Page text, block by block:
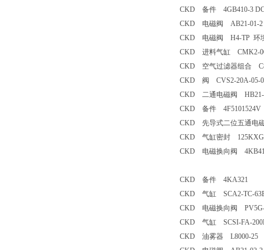
CKD 备件 4GB410-3
CKD 电磁阀 AB21-01-2
CKD 电磁阀 H4-TP 环境
CKD 进料气缸 CMK2-
CKD 空气过滤器组合
CKD 阀 CVS2-20A-05-
CKD 二通电磁阀 HB21-
CKD 备件 4F5101524V
CKD 先导式二位五通电磁
CKD 气缸密封 125KXG
CKD 电磁换向阀
CKD 备件 4KA321
CKD 气缸 SCA2-TC-
CKD 电磁换向阀 PV5G-
CKD 气缸 SCSI-FA-
CKD 油雾器 L8000-25